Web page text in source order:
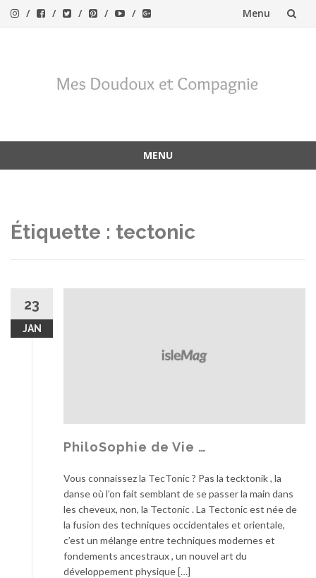
Menu
MENU
Étiquette : tectonic
23
JAN
PhiloSophie de Vie …
Vous connaissez la TecTonic ? Pas la tecktonik , la
danse où l’on fait semblant de se passer la main dans
les cheveux, non, la Tectonic . La Tectonic est née de
la fusion des techniques occidentales et orientale,
c’est un mélange entre techniques modernes et
fondements ancestraux , un nouvel art du
développement physique […]